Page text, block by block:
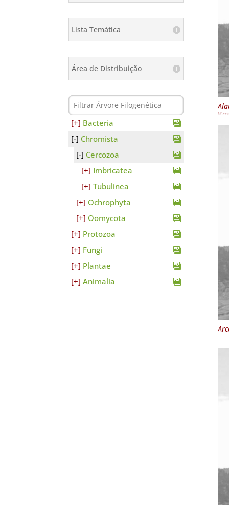
Lista Temática
Área de Distribuição
Bacteria
Chromista
Cercozoa
Imbricatea
Tubulinea
Ochrophyta
Oomycota
Protozoa
Fungi
Plantae
Animalia